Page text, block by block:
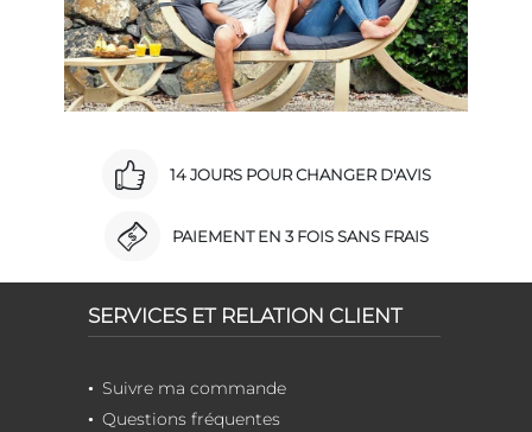
14 JOURS POUR CHANGER D'AVIS
PAIEMENT EN 3 FOIS SANS FRAIS
SERVICES ET RELATION CLIENT
Suivre ma commande
Questions fréquentes